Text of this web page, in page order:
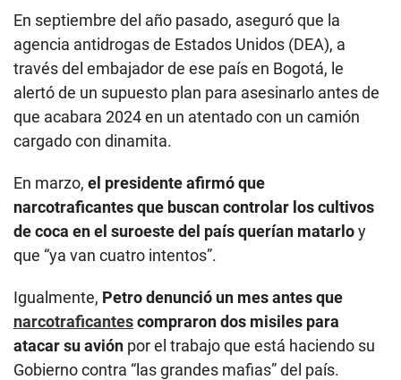
En septiembre del año pasado, aseguró que la
agencia antidrogas de Estados Unidos (DEA), a
través del embajador de ese país en Bogotá, le
alertó de un supuesto plan para asesinarlo antes de
que acabara 2024 en un atentado con un camión
cargado con dinamita.
En marzo, el presidente afirmó que
narcotraficantes que buscan controlar los cultivos
de coca en el suroeste del país querían matarloy
que “ya van cuatro intentos”.
Igualmente, Petro denunció un mes antes que
narcotraficantescompraron dos misiles para
atacar su avión por el trabajo que está haciendo su
Gobierno contra “las grandes mafias” del país.